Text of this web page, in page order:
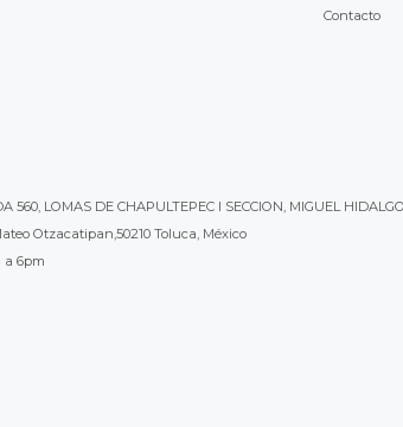
Contacto
LOMAS DE CHAPULTEPEC I SECCION, MIGUEL
Otzacatipan,50210 Toluca, México
a 6pm